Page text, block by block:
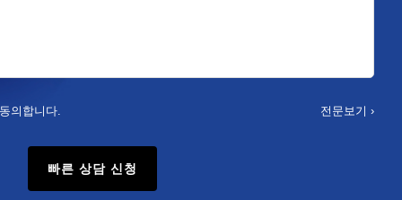
의합니다. 전문보기 ›